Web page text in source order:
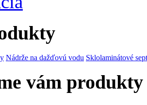
Nádrže na dažďovú vodu Sklolaminátové
vám produkty